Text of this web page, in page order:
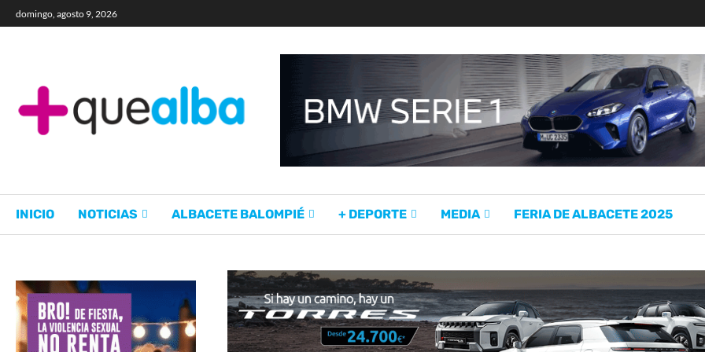
domingo, agosto 9, 2026
INICIO NOTICIAS ALBACETE BALOMPIÉ + DEPORTE MEDIA FERIA DE ALBACETE 2025